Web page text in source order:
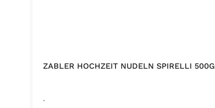
ZABLER HOCHZEIT NUDELN SPIRELLI 500G
.